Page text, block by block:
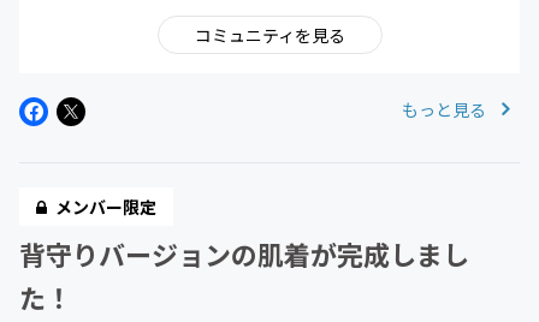
コミュニティを見る
もっと見る
メンバー限定
背守りバージョンの肌着が完成しまし
た！